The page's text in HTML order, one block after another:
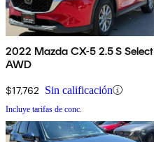
2022 Mazda CX-5 2.5 S Select
AWD
$17,762 Sin calificación
Incluye tarifas de conc.